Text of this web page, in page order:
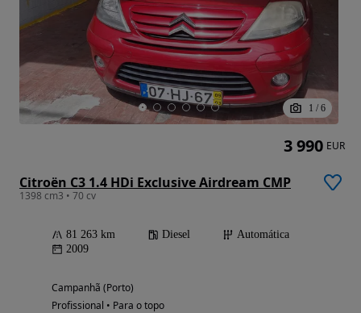
1 / 6
Citroën C3 1.4 HDi Exclusive Airdream CMP
1398 cm3 • 70 cv
81 263 km Diesel
Automática
2009
Campanhã (Porto)
Profissional • Para o topo
3 990 EUR